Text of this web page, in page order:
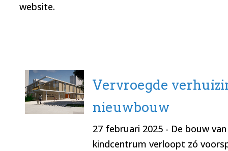
website.
Vervroegde
nieuwbouw
27 februari 2025- De bouw
kindcentrum verloopt zó